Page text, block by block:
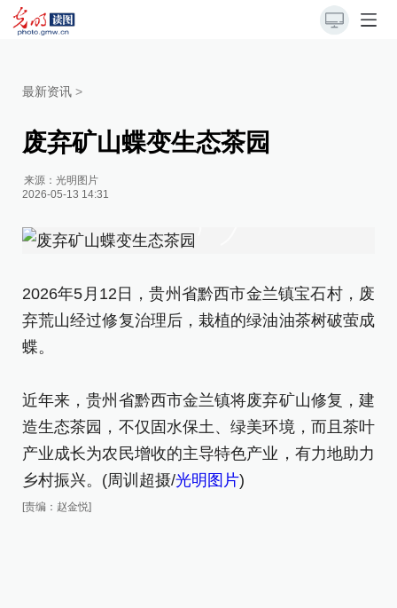
最新资讯 >
废弃矿山蝶变生态茶园
来源：光明图片
2026-05-13 14:31
2026年5月12日，贵州省黔西市金兰镇宝石村，废
弃荒山经过修复治理后，栽植的绿油油茶树破萤成
蝶。
近年来，贵州省黔西市金兰镇将废弃矿山修复，建
造生态茶园，不仅固水保土、绿美环境，而且茶叶
产业成长为农民增收的主导特色产业，有力地助力
乡村振兴。(周训超摄/光明图片)
[责编：赵金悦]